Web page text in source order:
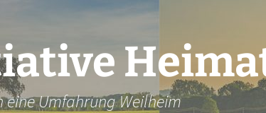
Umfahrung Weilheim